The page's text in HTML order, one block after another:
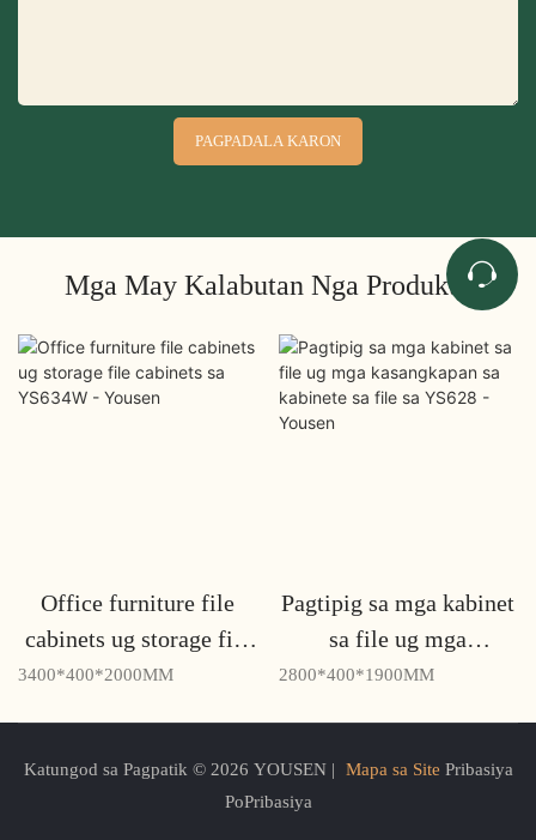
PAGPADALA KARON
Mga May Kalabutan Nga Produkto
Office furniture file
cabinets ug storage file
cabinets sa YS634W -
3400*400*2000MM
Pagtipig sa mga kabinet
sa file ug mga
kasangkapan sa kabinete
2800*400*1900MM
Katungod sa Pagpatik © 2026 YOUSEN | Mapa sa Site Pribasiya
PoPribasiya